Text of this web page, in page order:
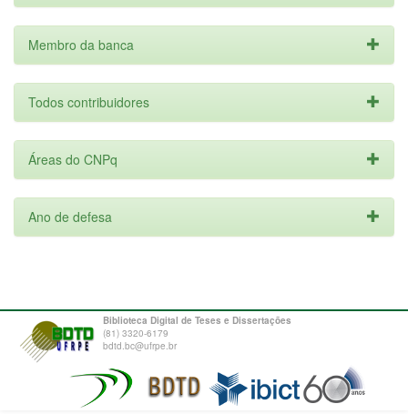
Membro da banca
Todos contribuidores
Áreas do CNPq
Ano de defesa
Biblioteca Digital de Teses e Dissertações
(81) 3320-6179
bdtd.bc@ufrpe.br